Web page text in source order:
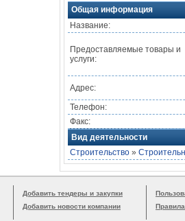
Общая информация
Название:
Предоставляемые товары и
услуги:
Адрес:
Телефон:
Факс:
Вид деятельности
Строительство »
Добавить тендеры и закупки
Добавить новости компании